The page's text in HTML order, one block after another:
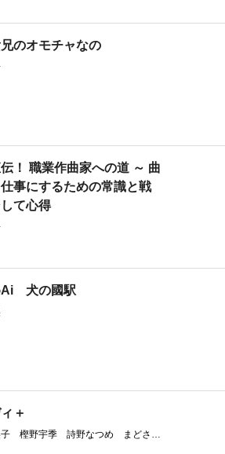
のオモチャなの
！ 職業作曲家への道 ～ 曲
事にするための常識と戦
て心得
犬の國駅
＋
子 樫野宇季 詩野なつめ まどさわ